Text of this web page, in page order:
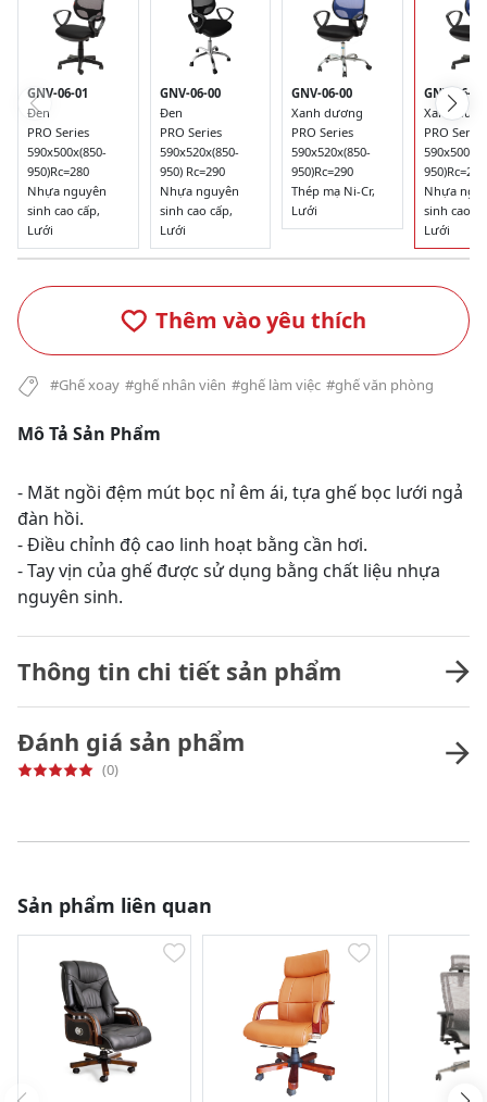
GNV-06-01
Đen
PRO Series
590x500x(850-
950)Rc=280
Nhựa nguyên
sinh cao cấp,
Lưới
GNV-06-00
Đen
PRO Series
590x520x(850-
950) Rc=290
Nhựa nguyên
sinh cao cấp,
Lưới
GNV-06-00
Xanh dương
PRO Series
590x520x(850-
950)Rc=290
Thép mạ Ni-Cr,
Lưới
GNV-06-01
Xanh
PRO Series
950)Rc=280
Nhựa
sinh cao
Lưới
Thêm vào yêu thích
#Ghế xoay #ghế nhân viên #ghế làm việc #ghế văn phòng
Mô Tả Sản Phẩm
- Măt ngồi đệm mút bọc nỉ êm ái, tựa ghế bọc lưới ngả
đàn hồi.
- Điều chỉnh độ cao linh hoạt bằng cần hơi.
- Tay vịn của ghế được sử dụng bằng chất liệu nhựa
nguyên sinh.
Thông tin chi tiết sản phẩm
Đánh giá sản phẩm
(0)
Sản phẩm liên quan